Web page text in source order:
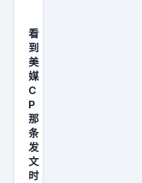
问
题
一
一
讲
清
楚
。
很
多
是
不
少
的
，
可
是
涉
及
看
到
美
媒
C
P
那
条
发
文
时